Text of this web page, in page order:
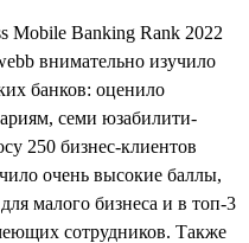
Mobile Banking Rank 2022
внимательно изучило
банков: оценило
семи юзабилити-
250 бизнес-клиентов
очень высокие баллы,
малого бизнеса и в топ-3
сотрудников. Также